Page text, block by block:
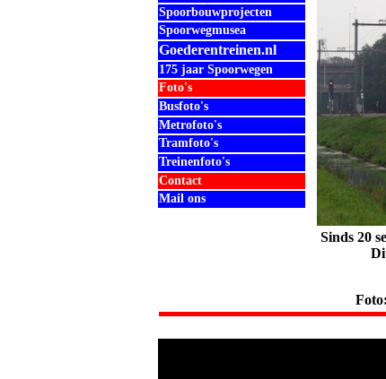
Spoorbouwprojecten
Spoorwegmusea
Goederentreinen.nl
175 jaar Spoorwegen
Foto's
Busfoto's
Metrofoto's
Tramfoto's
Treinenfoto's
Contact
Mail ons
Sinds 20